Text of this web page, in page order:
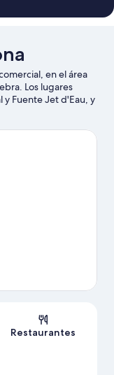
en el área
Los lugares
y Fuente Jet d'Eau, y
pueden visitar
al calendario de
Restaurantes